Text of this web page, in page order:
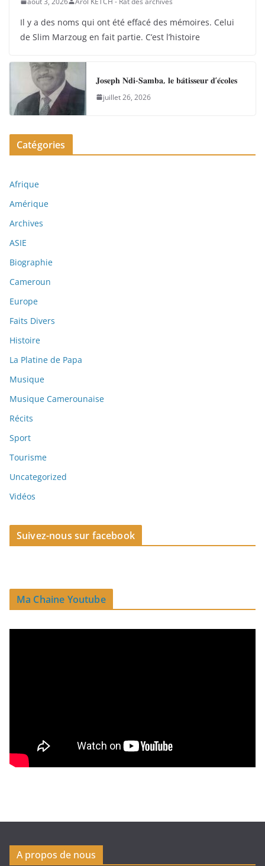
Il y a des noms qui ont été effacé des mémoires. Celui
de Slim Marzoug en fait partie. C’est l’histoire
𝐉𝐨𝐬𝐞𝐩𝐡 𝐍𝐝𝐢-𝐒𝐚𝐦𝐛𝐚, 𝐥𝐞 𝐛𝐚̂𝐭𝐢𝐬𝐬𝐞𝐮𝐫 𝐝’𝐞́𝐜𝐨𝐥𝐞𝐬
juillet 26, 2026
Catégories
Afrique
Amérique
Archives
ASIE
Biographie
Cameroun
Europe
Faits Divers
Histoire
La Platine de Papa
Musique
Musique Camerounaise
Récits
Sport
Tourisme
Uncategorized
Vidéos
Suivez-nous sur facebook
Ma Chaine Youtube
A propos de nous